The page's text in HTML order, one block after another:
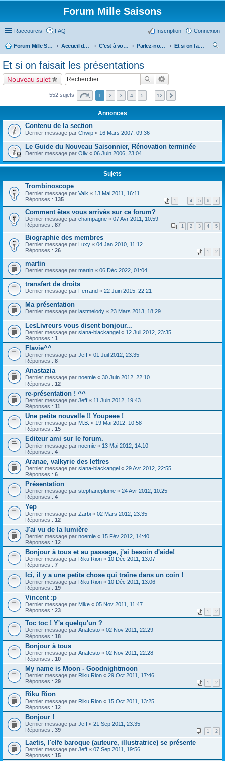
Forum Mille Saisons
Raccourcis FAQ Connexion
Inscription
Forum Mille Saisons Accueil du forum C'est à vous ! Parlez-nous de vous !
Et si on faisait les présentations
Et si on faisait les présentations
Nouveau sujet
552 sujets 1 2 3 4 5 12
Annonces
Contenu de la section
Dernier message par Chwip « 16 Mars 2007, 09:36
Le Guide du Nouveau Saisonnier, Rénovation terminée
Dernier message par Oliv « 06 Juin 2006, 23:04
Sujets
Trombinoscope
Dernier message par Valk « 13 Mai 2011, 16:11
Réponses : 135 1 … 4 5 6 7
Comment êtes vous arrivés sur ce forum?
Dernier message par champagne « 07 Avr 2011, 10:59
Réponses : 87 1 2 3 4 5
Biographie des membres
Dernier message par Luxy « 04 Jan 2010, 11:12
Réponses : 26 1 2
martin
Dernier message par martin « 06 Déc 2022, 01:04
transfert de droits
Dernier message par Ferrand « 22 Juin 2015, 22:21
Ma présentation
Dernier message par lastmelody « 23 Mars 2013, 18:29
LesLivreurs vous disent bonjour...
Dernier message par siana-blackangel « 12 Juil 2012, 23:35
Réponses : 1
Flavie^^
Dernier message par Jeff « 01 Juil 2012, 23:35
Réponses : 8
Anastazia
Dernier message par noemie « 30 Juin 2012, 22:10
Réponses : 12
re-présentation ! ^^
Dernier message par Jeff « 11 Juin 2012, 19:43
Réponses : 11
Une petite nouvelle !! Youpeee !
Dernier message par M.B. « 19 Mai 2012, 10:58
Réponses : 15
Editeur ami sur le forum.
Dernier message par noemie « 13 Mai 2012, 14:10
Réponses : 4
Aranae, valkyrie des lettres
Dernier message par siana-blackangel « 29 Avr 2012, 22:55
Réponses : 6
Présentation
Dernier message par stephaneplume « 24 Avr 2012, 10:25
Réponses : 4
Yep
Dernier message par Zarbi « 02 Mars 2012, 23:35
Réponses : 12
J'ai vu de la lumière
Dernier message par noemie « 15 Fév 2012, 14:40
Réponses : 12
Bonjour à tous et au passage, j'ai besoin d'aide!
Dernier message par Riku Rion « 10 Déc 2011, 13:07
Réponses : 7
Ici, il y a une petite chose qui traîne dans un coin !
Dernier message par Riku Rion « 10 Déc 2011, 13:06
Réponses : 19
Vincent :p
Dernier message par Mike « 05 Nov 2011, 11:47
Réponses : 23 1 2
Toc toc ! Y'a quelqu'un ?
Dernier message par Anafesto « 02 Nov 2011, 22:29
Réponses : 18
Bonjour à tous
Dernier message par Anafesto « 02 Nov 2011, 22:28
Réponses : 10
My name is Moon - Goodnightmoon
Dernier message par Riku Rion « 29 Oct 2011, 17:46
Réponses : 29 1 2
Riku Rion
Dernier message par Riku Rion « 15 Oct 2011, 13:25
Réponses : 12
Bonjour !
Dernier message par Jeff « 21 Sep 2011, 23:35
Réponses : 39 1 2
Laetis, l'elfe baroque (auteure, illustratrice) se présente
Dernier message par Jeff « 07 Sep 2011, 19:56
Réponses : 15